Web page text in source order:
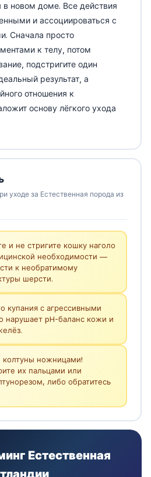
новом доме. Все действия
и ассоциироваться с
Сначала просто
к телу, потом
подстригите один
результат, а
отношения к
основу лёгкого ухода
уходе за Естественная порода из
и не стригите кошку наголо
необходимости —
к необратимому
шерсти.
купания с агрессивными
нарушает pH-баланс кожи и
колтуны ножницами!
их пальцами или
либо обратитесь
Естественная